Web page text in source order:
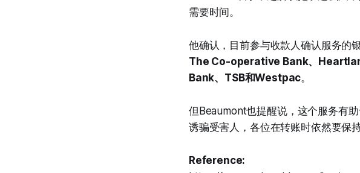
需要时间。
他确认，目前参与收款人确认服务的
The Co-operative Bank、
Bank、TSB和Westpac。
但Beaumont也提醒说，这个服务有
诱骗受害人，各位在转账时依然要保
Reference: